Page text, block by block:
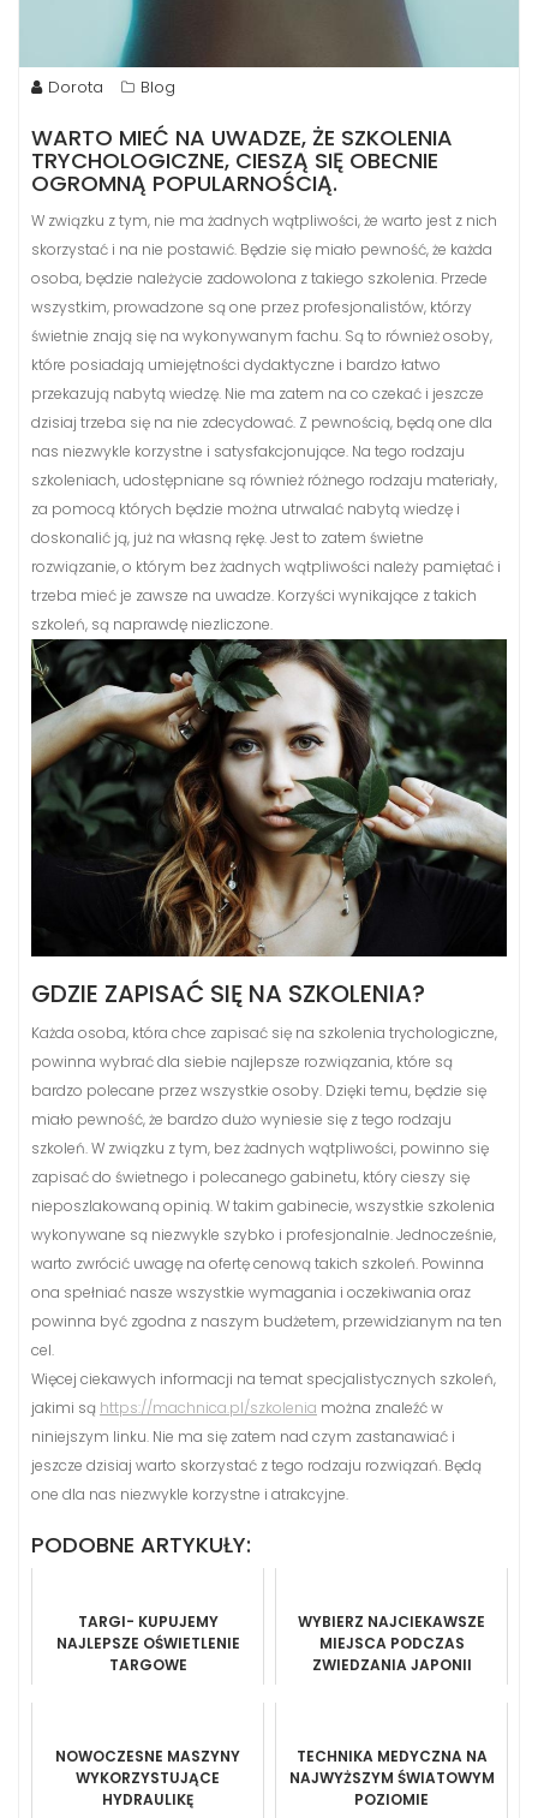
Dorota Blog
WARTO MIEĆ NA UWADZE, ŻE SZKOLENIA
TRYCHOLOGICZNE, CIESZĄ SIĘ OBECNIE
OGROMNĄ POPULARNOŚCIĄ.
W związku z tym, nie ma żadnych wątpliwości, że warto jest z nich
skorzystać i na nie postawić. Będzie się miało pewność, że każda
osoba, będzie należycie zadowolona z takiego szkolenia. Przede
wszystkim, prowadzone są one przez profesjonalistów, którzy
świetnie znają się na wykonywanym fachu. Są to również osoby,
które posiadają umiejętności dydaktyczne i bardzo łatwo
przekazują nabytą wiedzę. Nie ma zatem na co czekać i jeszcze
dzisiaj trzeba się na nie zdecydować. Z pewnością, będą one dla
nas niezwykle korzystne i satysfakcjonujące. Na tego rodzaju
szkoleniach, udostępniane są również różnego rodzaju materiały,
za pomocą których będzie można utrwalać nabytą wiedzę i
doskonalić ją, już na własną rękę. Jest to zatem świetne
rozwiązanie, o którym bez żadnych wątpliwości należy pamiętać i
trzeba mieć je zawsze na uwadze. Korzyści wynikające z takich
szkoleń, są naprawdę niezliczone.
GDZIE ZAPISAĆ SIĘ NA SZKOLENIA?
Każda osoba, która chce zapisać się na szkolenia trychologiczne,
powinna wybrać dla siebie najlepsze rozwiązania, które są
bardzo polecane przez wszystkie osoby. Dzięki temu, będzie się
miało pewność, że bardzo dużo wyniesie się z tego rodzaju
szkoleń. W związku z tym, bez żadnych wątpliwości, powinno się
zapisać do świetnego i polecanego gabinetu, który cieszy się
nieposzlakowaną opinią. W takim gabinecie, wszystkie szkolenia
wykonywane są niezwykle szybko i profesjonalnie. Jednocześnie,
warto zwrócić uwagę na ofertę cenową takich szkoleń. Powinna
ona spełniać nasze wszystkie wymagania i oczekiwania oraz
powinna być zgodna z naszym budżetem, przewidzianym na ten
cel.
Więcej ciekawych informacji na temat specjalistycznych szkoleń,
jakimi są https://machnica.pl/szkolenia można znaleźć w
niniejszym linku. Nie ma się zatem nad czym zastanawiać i
jeszcze dzisiaj warto skorzystać z tego rodzaju rozwiązań. Będą
one dla nas niezwykle korzystne i atrakcyjne.
PODOBNE ARTYKUŁY:
TARGI- KUPUJEMY
NAJLEPSZE OŚWIETLENIE
TARGOWE
WYBIERZ NAJCIEKAWSZE
MIEJSCA PODCZAS
ZWIEDZANIA JAPONII
NOWOCZESNE MASZYNY
WYKORZYSTUJĄCE
HYDRAULIKĘ
TECHNIKA MEDYCZNA NA
NAJWYŻSZYM ŚWIATOWYM
POZIOMIE